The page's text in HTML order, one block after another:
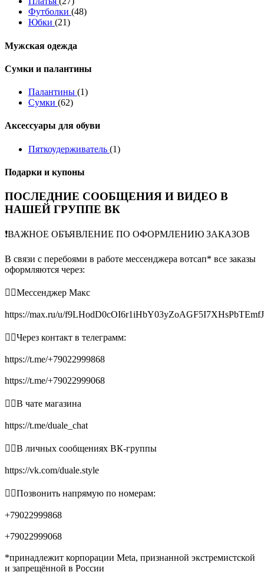
Футболки (48)
Юбки (21)
Мужская одежда
Сумки и палантины
Палантины (1)
Сумки (62)
Аксессуары для обуви
Пяткоудерживатель (1)
Подарки и купоны
ПОСЛЕДНИЕ СООБЩЕНИЯ И ВИДЕО В
НАШЕЙ ГРУППЕ ВК
❗️ВАЖНОЕ ОБЪЯВЛЕНИЕ ПО ОФОРМЛЕНИЮ ЗАКАЗОВ
В связи с перебоями в работе мессенджера вотсап* все заказы
оформляются через:
👉🏻Мессенджер Макс
https://max.ru/u/
👉🏻Через контакт в телеграмм:
https://t.me/+79022999868
https://t.me/+79022999068
👉🏻В чате магазина
https://t.me/duale_chat
👉🏻В личных сообщениях ВК-группы
https://vk.com/duale.style
👉🏻Позвонить напрямую по номерам:
+79022999868
+79022999068
*принадлежит корпорации Meta, признанной экстремистской
и запрещённой в России